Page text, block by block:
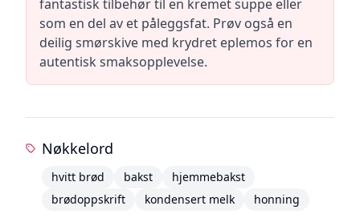
fantastisk tilbehør til en kremet suppe eller
som en del av et påleggsfat. Prøv også en
deilig smørskive med krydret eplemos for en
autentisk smaksopplevelse.
Nøkkelord
hvitt brød bakst
hjemmebakst
brødoppskrift
kondensert melk honning